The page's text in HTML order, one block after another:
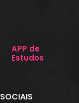
APP de
Estudos